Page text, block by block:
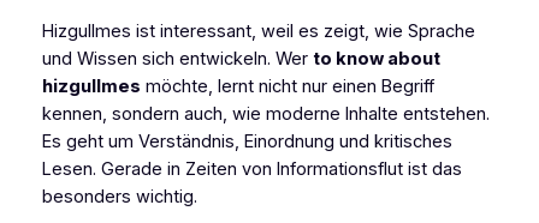
Hizgullmes ist interessant, weil es zeigt, wie Sprache
und Wissen sich entwickeln. Wer to know about
hizgullmes möchte, lernt nicht nur einen Begriff
kennen, sondern auch, wie moderne Inhalte entstehen.
Es geht um Verständnis, Einordnung und kritisches
Lesen. Gerade in Zeiten von Informationsflut ist das
besonders wichtig.